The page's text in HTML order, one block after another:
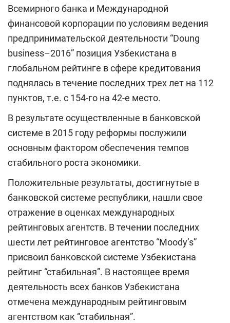
Всемирного банка и Международной
финансовой корпорации по условиям ведения
предпринимательской деятельности “Doung
business–2016” позиция Узбекистана в
глобальном рейтинге в сфере кредитования
поднялась в течение последних трех лет на 112
пунктов, т.е. с 154-го на 42-е место.
В результате осуществленные в банковской
системе в 2015 году реформы послужили
основным фактором обеспечения темпов
стабильного роста экономики.
Положительные результаты, достигнутые в
банковской системе республики, нашли свое
отражение в оценках международных
рейтинговых агентств. В течении последних
шести лет рейтинговое агентство “Moody’s”
присвоил банковской системе Узбекистана
рейтинг “стабильная”. В настоящее время
деятельность всех банков Узбекистана
отмечена международным рейтинговым
агентством как “стабильная”.